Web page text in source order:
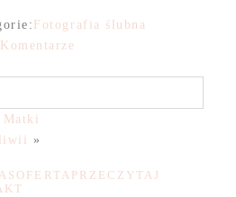
Fotografia ślubna
Matki
»
OFERTA PRZECZYTAJ